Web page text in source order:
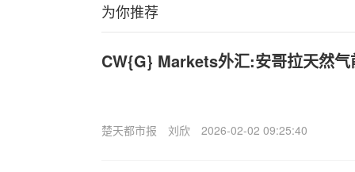
为你推荐
CW{G} Markets外汇:安哥拉天然气
楚天都市报 刘欣 2026-02-02 09:25:40